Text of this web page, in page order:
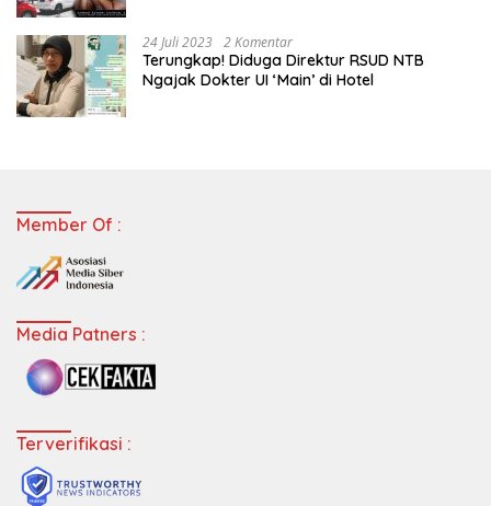
24 Juli 2023 2 Komentar
Terungkap! Diduga Direktur RSUD NTB
Ngajak Dokter UI ‘Main’ di Hotel
Member Of :
Media Patners :
Terverifikasi :